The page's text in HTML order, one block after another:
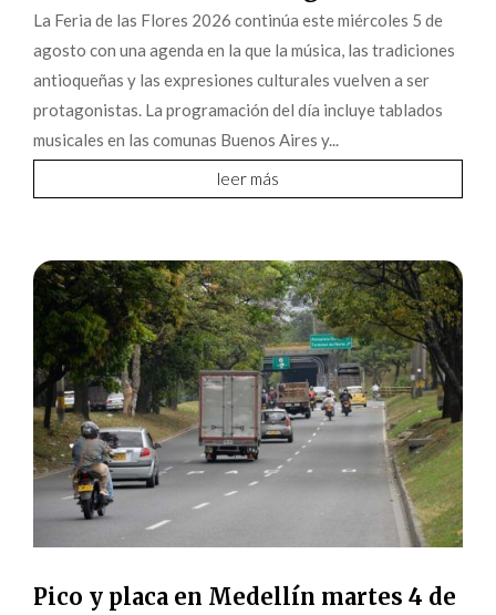
La Feria de las Flores 2026 continúa este miércoles 5 de
agosto con una agenda en la que la música, las tradiciones
antioqueñas y las expresiones culturales vuelven a ser
protagonistas. La programación del día incluye tablados
musicales en las comunas Buenos Aires y...
leer más
Pico y placa en Medellín martes 4 de